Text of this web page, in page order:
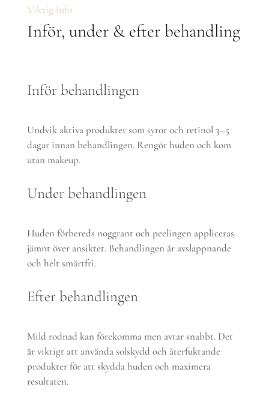
Viktig info
Inför, under & efter behandling
Inför behandlingen
Undvik aktiva produkter som syror och retinol 3–5
dagar innan behandlingen. Rengör huden och kom
utan makeup.
Under behandlingen
Huden förbereds noggrant och peelingen appliceras
jämnt över ansiktet. Behandlingen är avslappnande
och helt smärtfri.
Efter behandlingen
Mild rodnad kan förekomma men avtar snabbt. Det
är viktigt att använda solskydd och återfuktande
produkter för att skydda huden och maximera
resultaten.